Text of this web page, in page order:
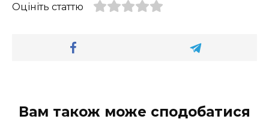
Оцініть статтю
Вам також може сподобатися